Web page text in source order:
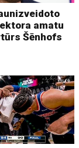
amatu
Šēnhofs